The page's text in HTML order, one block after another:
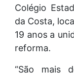
Colégio
da Costa,
19 anos a
reforma.
“São mais